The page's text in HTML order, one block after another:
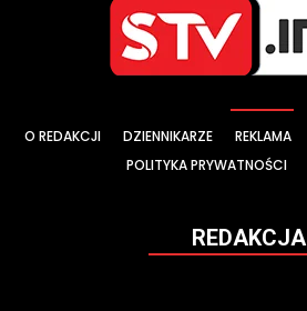
O REDAKCJI DZIENNIKARZE REKLAMA
POLITYKA PRYWATNOŚCI
REDAKCJA